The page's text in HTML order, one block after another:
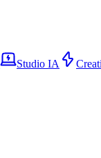
Studio IA